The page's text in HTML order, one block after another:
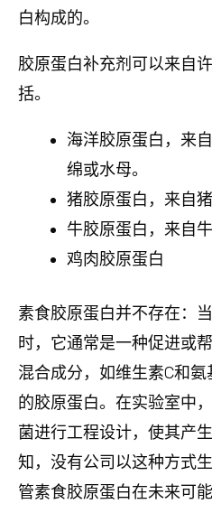
白构成的。
胶原蛋白补充剂可以来自
括。
海洋胶原蛋白，来
绵或水母。
猪胶原蛋白，来自猪
牛胶原蛋白，来自牛
鸡肉胶原蛋白
素食胶原蛋白并不存在：
时，它通常是一种促进或
混合成分，如维生素C和
的胶原蛋白。在实验室中
菌进行工程设计，使其产
知，没有公司以这种方式
管素食胶原蛋白在未来可能